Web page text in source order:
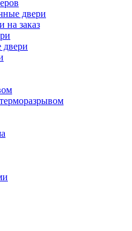
двери
на заказ
двери